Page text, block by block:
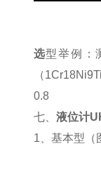
选型举例：
（
0.8
七、 液位计
1、基本型（